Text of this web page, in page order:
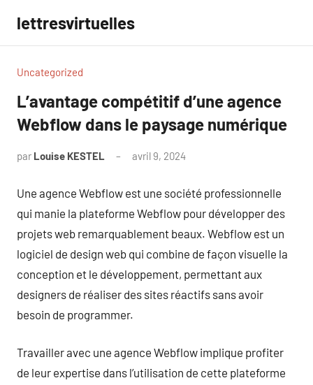
contenu
lettresvirtuelles
Uncategorized
L’avantage compétitif d’une agence
Webflow dans le paysage numérique
par Louise KESTEL avril 9, 2024
Une agence Webflow est une société professionnelle
qui manie la plateforme Webflow pour développer des
projets web remarquablement beaux. Webflow est un
logiciel de design web qui combine de façon visuelle la
conception et le développement, permettant aux
designers de réaliser des sites réactifs sans avoir
besoin de programmer.
Travailler avec une agence Webflow implique profiter
de leur expertise dans l’utilisation de cette plateforme